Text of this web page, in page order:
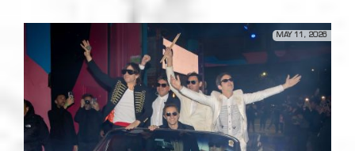
MAY 11, 2026